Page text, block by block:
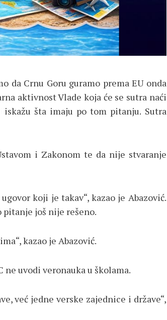
da Crnu Goru guramo prema EU onda
aktivnost Vlade koja će se sutra naći
šta imaju po tom pitanju. Sutra
i Zakonom te da nije stvaranje
koji je takav“, kazao je Abazović.
pitanje još nije rešeno.
kazao je Abazović.
ne uvodi veronauka u školama.
već jedne verske zajednice i države“,